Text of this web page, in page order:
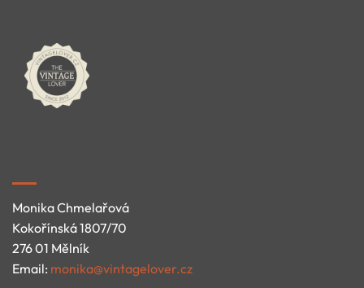
Monika Chmelařová
Kokořínská 1807/70
276 01 Mělník
Email: monika@vintagelover.cz